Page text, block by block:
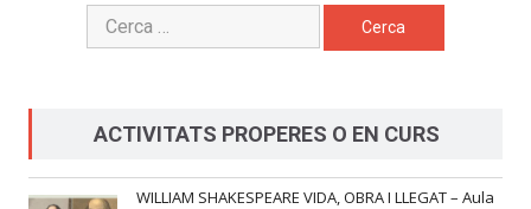
Cerca:
ACTIVITATS PROPERES O EN CURS
WILLIAM SHAKESPEARE VIDA, OBRA I LLEGAT – Aula